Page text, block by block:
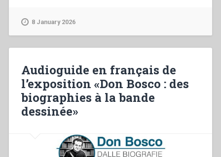
al
8 January 2026
Audioguide en français de
l’exposition «Don Bosco : des
biographies à la bande
dessinée»